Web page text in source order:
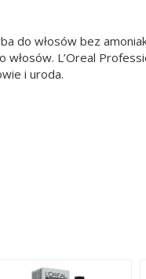
do włosów bez
L’Oreal
i uroda.